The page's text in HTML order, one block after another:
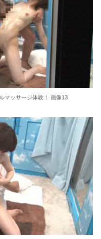
マッサージ体験！ 画像13